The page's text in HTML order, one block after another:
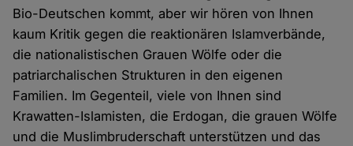
Bio-Deutschen kommt, aber wir hören von Ihnen
kaum Kritik gegen die reaktionären Islamverbände,
die nationalistischen Grauen Wölfe oder die
patriarchalischen Strukturen in den eigenen
Familien. Im Gegenteil, viele von Ihnen sind
Krawatten-Islamisten, die Erdogan, die grauen Wölfe
und die Muslimbruderschaft unterstützen und das